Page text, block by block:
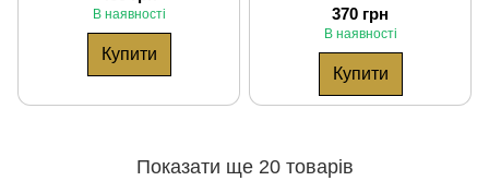
В наявності
Купити
370 грн
В наявності
Купити
Показати ще 20 товарів